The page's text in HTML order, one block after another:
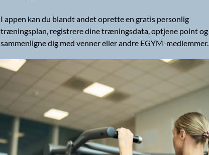
I appen kan du blandt andet oprette en gratis personlig
træningsplan, registrere dine træningsdata, optjene point og
sammenligne dig med venner eller andre EGYM-medlemmer.